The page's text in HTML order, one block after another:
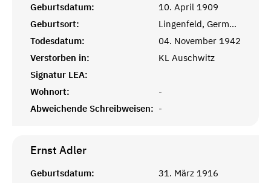
Geburtsdatum:
10. April 1909
Geburtsort:
Lingenfeld, Germersheim
Todesdatum:
04. November 1942
Verstorben in:
KL Auschwitz
Signatur LEA:
Wohnort:
-
Abweichende Schreibweisen: -
Ernst Adler
Geburtsdatum:
31. März 1916